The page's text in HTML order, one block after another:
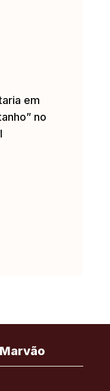
em
no